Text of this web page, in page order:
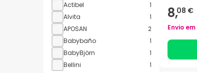
Actibel
1
Alvita
1
APOSAN
2
Babybaño
1
BabyBjörn
1
Bellini
1
8,08 €
Envio em